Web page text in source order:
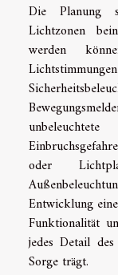
Die Planung
Lichtzonen
werden
oder
Entwicklung
Funktionalität
jedes Detail
Sorge trägt.